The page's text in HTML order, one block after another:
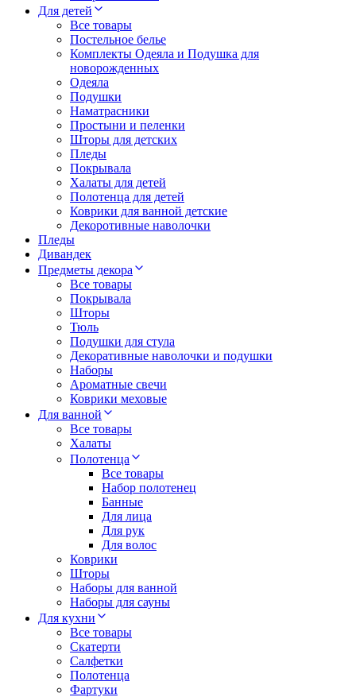
Для детей
Все товары
Постельное белье
Комплекты Одеяла и Подушка для
новорожденных
Одеяла
Подушки
Наматрасники
Простыни и пеленки
Шторы для детских
Пледы
Покрывала
Халаты для детей
Полотенца для детей
Коврики для ванной детские
Декоротивные наволочки
Пледы
Дивандек
Предметы декора
Все товары
Покрывала
Шторы
Тюль
Подушки для стула
Декоративные наволочки и подушки
Наборы
Ароматные свечи
Коврики меховые
Для ванной
Все товары
Халаты
Полотенца
Все товары
Набор полотенец
Банные
Для лица
Для рук
Для волос
Коврики
Шторы
Наборы для ванной
Наборы для сауны
Для кухни
Все товары
Скатерти
Салфетки
Полотенца
Фартуки